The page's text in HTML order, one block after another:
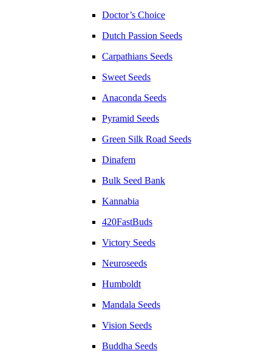
Doctor’s Choice
Dutch Passion Seeds
Carpathians Seeds
Sweet Seeds
Anaconda Seeds
Pyramid Seeds
Green Silk Road Seeds
Dinafem
Bulk Seed Bank
Kannabia
420FastBuds
Victory Seeds
Neuroseeds
Humboldt
Mandala Seeds
Vision Seeds
Buddha Seeds